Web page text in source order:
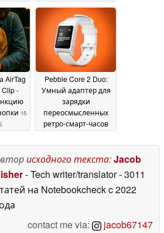
21
похвастаться
радиусом действия
150 м07 November 2025
AirTag
Clip -
15
Pebble Core 2 Duo:
Умный адаптер для
зарядки
переосмысленных
ретро-смарт-часов
исходного текста:Jacob
- Tech writer/translator- 3011
на Notebookcheckc 2022
contact me via:
jacob67147